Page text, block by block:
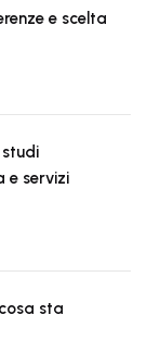
e scelta
e servizi
sta